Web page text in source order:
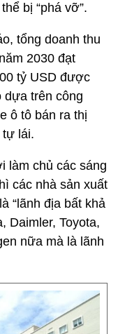
bị “phá vỡ”.
tổng doanh thu
2030 đạt
tỷ USD được
dựa trên công
ô tô bán ra thị
lái.
làm chủ các sáng
các nhà sản xuất
“lãnh địa bất khả
Daimler, Toyota,
nữa mà là lãnh